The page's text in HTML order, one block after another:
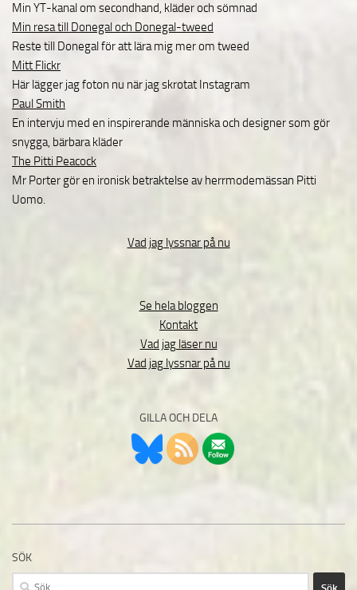
Min YT-kanal om secondhand, kläder och sömnad
Min resa till Donegal och Donegal-tweed
Reste till Donegal för att lära mig mer om tweed
Mitt Flickr
Här lägger jag foton nu när jag skrotat Instagram
Paul Smith
En intervju med en inspirerande människa och designer som gör
snygga, bärbara kläder
The Pitti Peacock
Mr Porter gör en ironisk betraktelse av herrmodemässan Pitti
Uomo.
Vad jag lyssnar på nu
Se hela bloggen
Kontakt
Vad jag läser nu
Vad jag lyssnar på nu
GILLA OCH DELA
SÖK
Sök